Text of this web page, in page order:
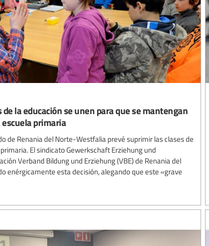
la educación se unen para que se mantengan
escuela primaria
de Renania del Norte-Westfalia prevé suprimir las clases de
El sindicato Gewerkschaft Erziehung und
Verband Bildung und Erziehung (VBE) de Renania del
enérgicamente esta decisión, alegando que este «grave